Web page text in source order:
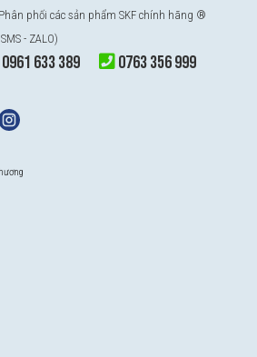
phối các sản phẩm SKF chính hãng ®
- ZALO)
0961 633 389 0763 356 999